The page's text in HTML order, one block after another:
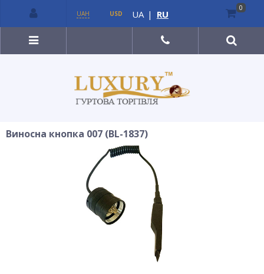
Виносна кнопка 007 (BL-1837)
UAH USD UA | RU
0